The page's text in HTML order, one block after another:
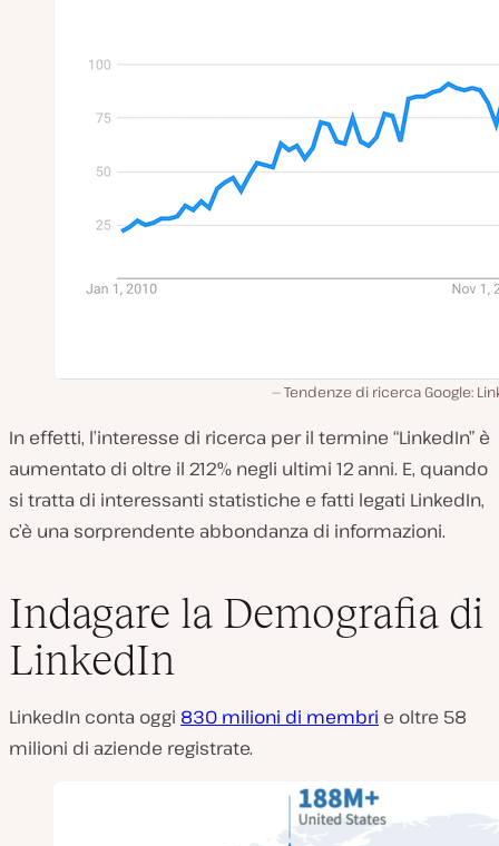
Tendenze di ricerca Google:
In effetti, l’interesse di ricerca per il termine “LinkedIn” è
aumentato di oltre il 212% negli ultimi 12 anni. E, quando
si tratta di interessanti statistiche e fatti legati LinkedIn,
c’è una sorprendente abbondanza di informazioni.
Indagare la Demografia di
LinkedIn
LinkedIn conta oggi 830 milioni di membri e oltre 58
milioni di aziende registrate.